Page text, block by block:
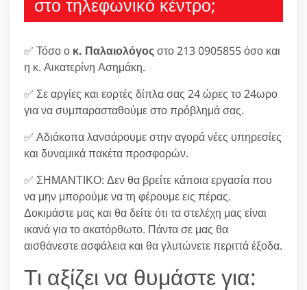
στο τηλεφωνικό κέντρο;
✅ Τόσο ο κ. Παλαιολόγοςστο 213 0905855 όσο και
η κ. Αικατερίνη Ασημάκη.
✅ Σε αργίες και εορτές δίπλα σας 24 ώρες το 24ωρο
για να συμπαρασταθούμε στο πρόβλημά σας.
✅ Αδιάκοπα λανσάρουμε στην αγορά νέες υπηρεσίες
και δυναμικά πακέτα προσφορών.
✅ ΣΗΜΑΝΤΙΚΟ: Δεν θα βρείτε κάποια εργασία που
να μην μπορούμε να τη φέρουμε εις πέρας.
Δοκιμάστε μας και θα δείτε ότι τα στελέχη μας είναι
ικανά για το ακατόρθωτο. Πάντα σε μας θα
αισθάνεστε ασφάλεια και θα γλυτώνετε περιττά έξοδα.
Τι αξίζει να θυμάστε για: